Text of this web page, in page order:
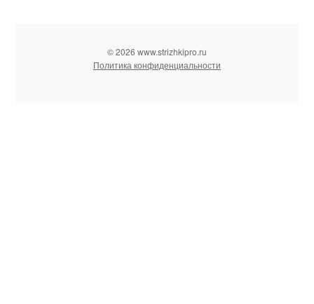
© 2026 www.strizhkipro.ru
Политика конфиденциальности